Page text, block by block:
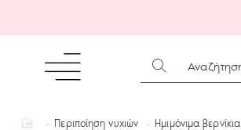
ΑΝΑΖΉΤΗΣΗ...
homeΠεριποίηση νυχιών Ημιμόνιμα βερνίκια